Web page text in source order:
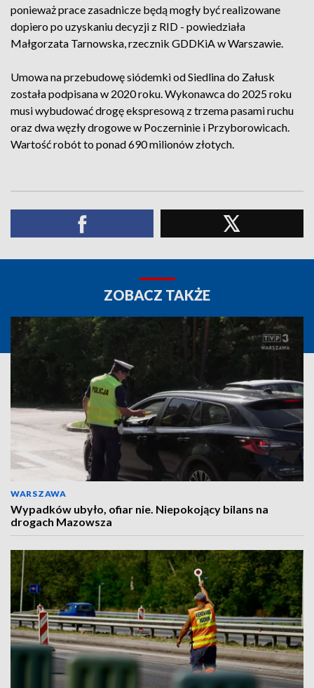
ponieważ prace zasadnicze będą mogły być realizowane
dopiero po uzyskaniu decyzji z RID - powiedziała
Małgorzata Tarnowska, rzecznik GDDKiA w Warszawie.
Umowa na przebudowę siódemki od Siedlina do Załusk
została podpisana w 2020 roku. Wykonawca do 2025 roku
musi wybudować drogę ekspresową z trzema pasami ruchu
oraz dwa węzły drogowe w Poczerninie i Przyborowicach.
Wartość robót to ponad 690 milionów złotych.
ZOBACZ TAKŻE
WARSZAWA
Wypadków ubyło, ofiar nie. Niepokojący bilans na
drogach Mazowsza